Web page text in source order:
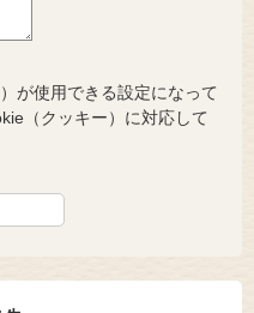
が使用できる設定になって
（クッキー）に対応して